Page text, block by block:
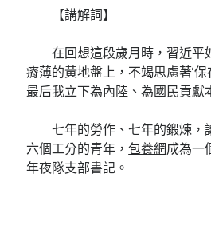
【講解詞】
在回想這段歲月時，習近平
瘠薄的黃地盤上，不竭思慮著‘保
最后我立下為內陸、為國民貢獻
七年的勞作、七年的鍛煉，
六個工分的青年，包養網成為一
年夜隊支部書記。